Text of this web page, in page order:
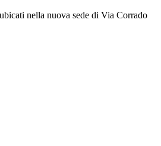
nella nuova sede di Via Corrado